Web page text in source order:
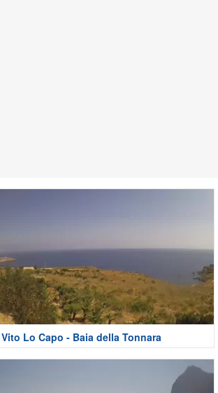
Lo Capo - Baia della Tonnara